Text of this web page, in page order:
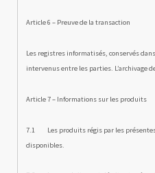
Article 6 – Preuve de la transaction
Les registres informatisés, conservés
intervenus entre les parties. L’archi­vage
Article 7 – Informations sur les produits
7.1 Les produits régis par les présentes
disponibles.